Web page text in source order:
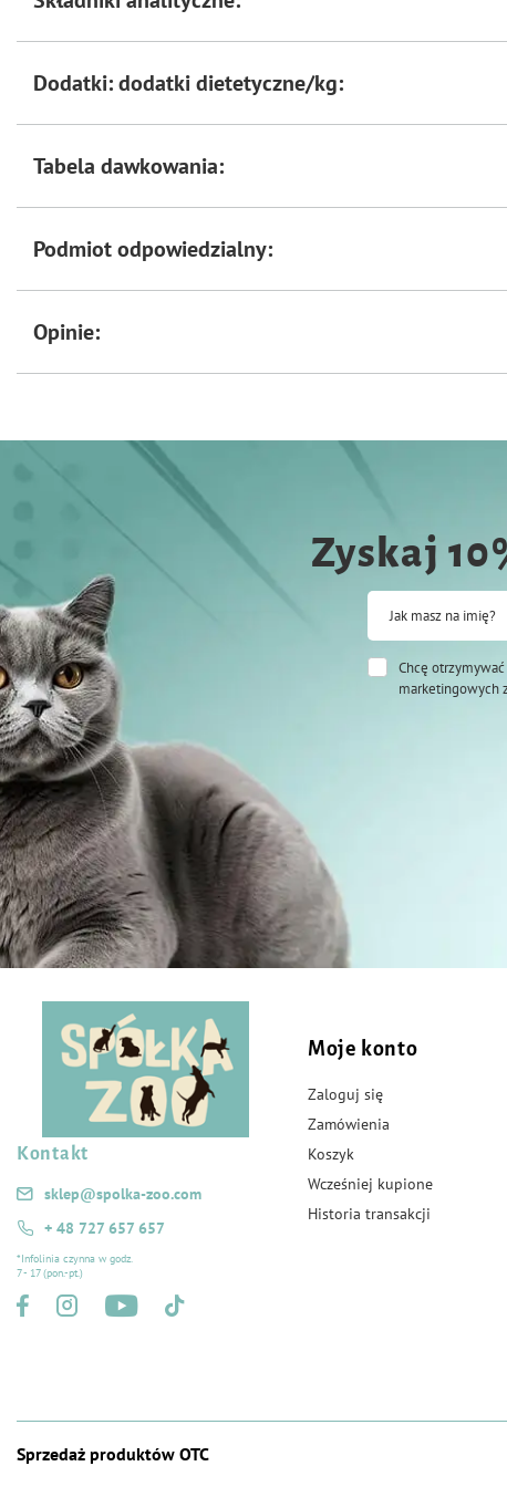
Dodatki: dodatki dietetyczne/kg:
Tabela dawkowania:
Podmiot odpowiedzialny:
Opinie:
Zyskaj
Jak masz na imię?
Chcę
marketingowych
Kontakt
sklep@spolka-zoo.com
+ 48 727 657 657
*Infolinia czynna w godz.
7 - 17 (pon.-pt.)
Moje konto
Zaloguj się
Zamówienia
Koszyk
Wcześniej kupione
Historia transakcji
Sprzedaż produktów OTC